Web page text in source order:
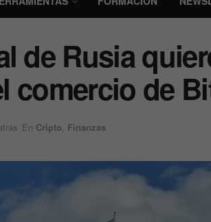
de Rusia
comercio de
En Cripto Finanzas